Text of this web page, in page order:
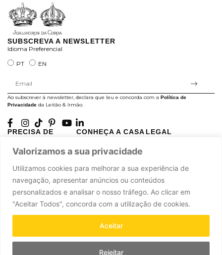
Valorizamos a sua privacidade
Utilizamos cookies para melhorar a sua experiência de
navegação, apresentar anúncios ou conteúdos
personalizados e analisar o nosso tráfego. Ao clicar em
"Aceitar Todos", concorda com a utilização de cookies.
Rejeitar
Aceitar
SUBSCREVA A NEWSLETTER
Idioma Preferencial
PT
EN
Ao subscrever à newsletter, declara que leu e concorda com a Política de
Privacidade da Leitão & Irmão.
PRECISA DE
A minha conta
Contacte-nos
CONHEÇA A CASA
História
LEGAL
Termos e Condições
Livro de Reclamações